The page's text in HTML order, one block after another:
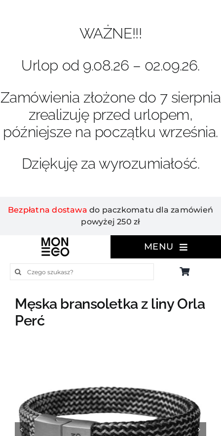
WAŻNE!!!
Urlop od 9.08.26 – 02.09.26.
Zamówienia złożone do 7 sierpnia
zrealizuję przed urlopem,
późniejsze na początku września.
Dziękuję za wyrozumiałość.
Bezpłatna dostawa do paczkomatu dla zamówień
powyżej 250 zł
MENU
Szukaj
Męska bransoletka z liny Orla
Perć